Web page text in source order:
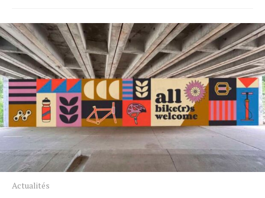
Actualités
Tendances
Tous nos articles
À propos